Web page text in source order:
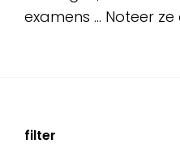
examens … Noteer
filter